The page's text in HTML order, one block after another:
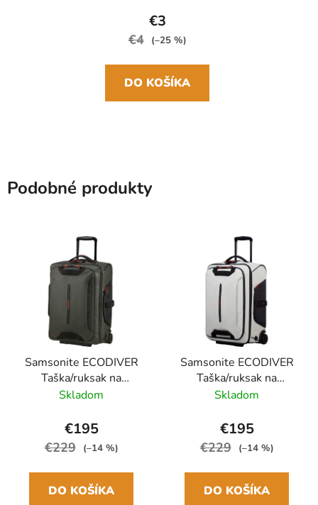
€3
€4 (–25 %)
DO KOŠÍKA
Podobné produkty
Samsonite ECODIVER
Taška/ruksak na
kolieskach 55cm, 51L
Skladom
€195
€229 (–14 %)
DO KOŠÍKA
Samsonite ECODIVER
Taška/ruksak na
kolieskach 55cm, 51L
Skladom
€195
€229 (–14 %)
DO KOŠÍKA